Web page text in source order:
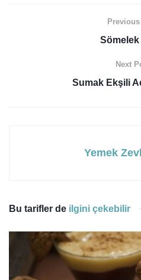
Next
Sumak Ekşili
Yemek
Bu tarifler de ilgini çekebilir